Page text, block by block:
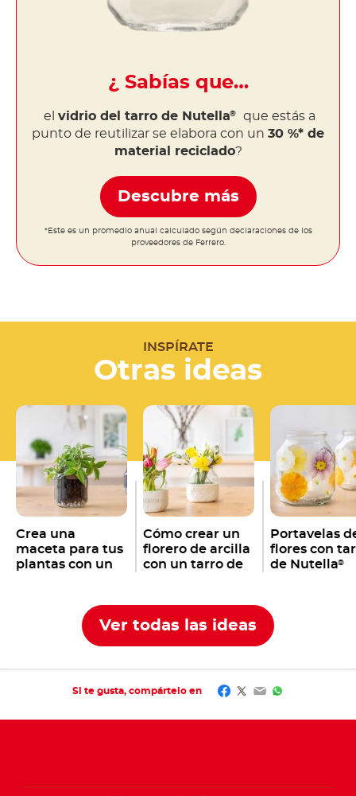
¿ Sabías que…
el vidrio del tarro de Nutella®
que estás a
punto de reutilizar se elabora con un 30 %* de
material reciclado?
Descubre más
*Este es un promedio anual calculado según declaraciones de los
proveedores de Ferrero.
INSPÍRATE
Otras ideas
Crea una
maceta para tus
plantas con un
Cómo crear un
florero de arcilla
con un tarro de
Portavelas
flores con
de Nutella®
Ver todas las ideas
Si te gusta, compártelo en Facebook
Twitter
EmailWhatsApp